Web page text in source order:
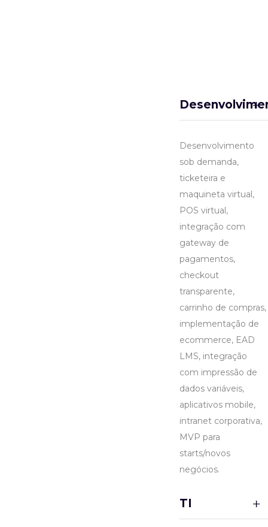
Desenvolvimento
sob demanda,
ticketeira e
maquineta virtual,
POS virtual,
integração com
gateway de
pagamentos,
checkout
transparente,
carrinho de compras,
implementação de
ecommerce, EAD
LMS, integração
com impressão de
dados variáveis,
aplicativos mobile,
intranet corporativa,
MVP para
starts/novos
negócios.
TI